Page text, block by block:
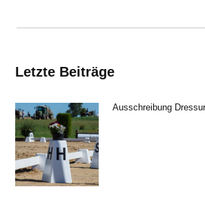
Letzte Beiträge
Ausschreibung